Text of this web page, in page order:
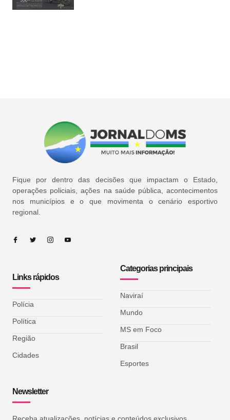
Fique por dentro das decisões que impactam o Estado,
operações policiais, ações na saúde pública, acontecimentos
nos municípios e o que movimenta o cenário esportivo
regional.
Links rápidos
Polícia
Política
Região
Cidades
Categorias principais
Naviraí
Mundo
MS em Foco
Brasil
Esportes
Newsletter